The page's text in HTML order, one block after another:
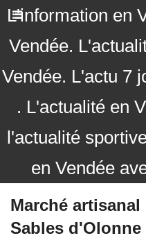
L'information en
Vendée.
Vendée. L'actu 7
. L'actualité en
l'actualité
en Vendée
Marché
Sables d'Olonne